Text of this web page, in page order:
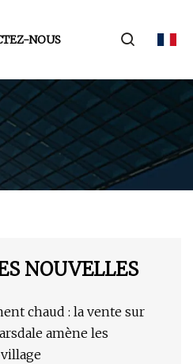
NOUS
NOUVELLES
chaud : la vente sur
amène les